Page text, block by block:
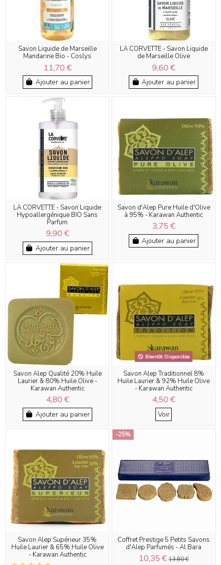
Savon Liquide de Marseille
Mandarine Bio - Coslys
11,70 €
Ajouter au panier
LA CORVETTE - Savon Liquide
de Marseille Olive
9,60 €
Ajouter au panier
Bientôt Disponible
LA CORVETTE - Savon Liquide
Hypoallergénique BIO Sans
Parfum
9,90 €
Ajouter au panier
Savon d'Alep Pure Huile d'Olive
à 95% - Karawan Authentic
3,75 €
Ajouter au panier
Savon Alep Qualité 20% Huile
Laurier & 80% Huile Olive -
Karawan Authentic
4,80 €
Ajouter au panier
Bientôt Disponible
Savon Alep Traditionnel 8%
Huile Laurier & 92% Huile Olive
- Karawan Authentic
4,50 €
Voir
Savon Alep Supérieur 35%
Huile Laurier & 65% Huile Olive
- Karawan Authentic
-25%
Coffret Prestige 5 Petits Savons
d'Alep Parfumés - Al Bara
10,35 €13,80 €